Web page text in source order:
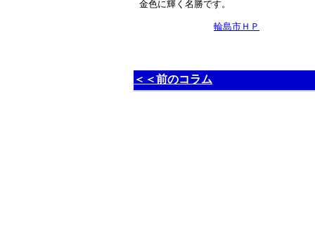
金色に輝く名勝です。
輪島市ＨＰ
＜＜前のコラム